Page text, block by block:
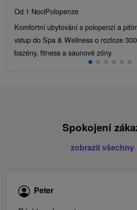
Od 1 NociPolopenze
Komfortní ubytování s polopenzí a
vstup do Spa & Wellness o rozloze
bazény, fitness a saunové zóny.
Spokojení
zobrazit všechny
Peter